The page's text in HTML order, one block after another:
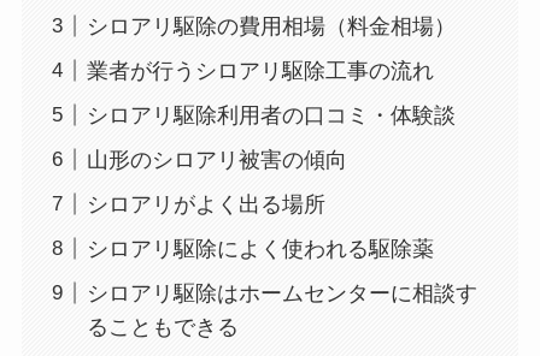
シロアリ駆除の費用相場（料金相場）
業者が行うシロアリ駆除工事の流れ
シロアリ駆除利用者の口コミ・体験談
山形のシロアリ被害の傾向
シロアリがよく出る場所
シロアリ駆除によく使われる駆除薬
シロアリ駆除はホームセンターに相談す
ることもできる